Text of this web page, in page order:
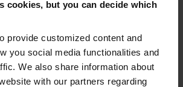
cookies, but you can decide which
provide customized content and
you social media functionalities and
We also share information about
with our partners regarding
Traigo_i til mere end et designikon –
løsning til moderne